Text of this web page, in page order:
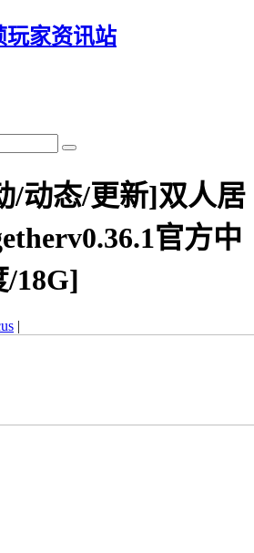
玩家资讯站
/动态/更新]双人居
官方中
18G]
|